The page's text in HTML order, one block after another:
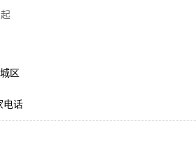
区
电话